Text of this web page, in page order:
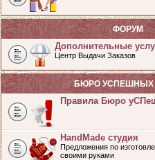
ФОРУМ
Дополнительные
Центр Выдачи Заказов
БЮРО УСПЕШНЫХ
Правила Бюро
HandMade студия
Предложения по
своими руками